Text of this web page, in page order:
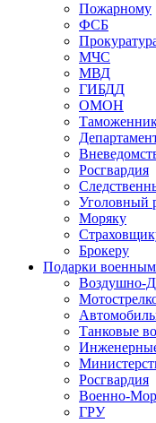
Пожарному
ФСБ
МЧС
МВД
ГИБДД
ОМОН
Росгвардия
Уголовный
Моряку
Брокеру
Подарки военным
Воздушно-
Танковые
Росгвардия
Военно-
ГРУ